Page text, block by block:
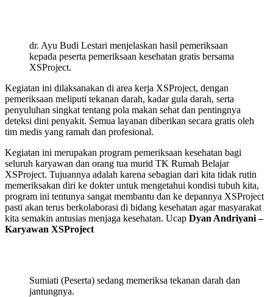
dr. Ayu Budi Lestari menjelaskan hasil pemeriksaan
kepada peserta pemeriksaan kesehatan gratis bersama
XSProject.
Kegiatan ini dilaksanakan di area kerja XSProject, dengan
pemeriksaan meliputi tekanan darah, kadar gula darah, serta
penyuluhan singkat tentang pola makan sehat dan pentingnya
deteksi dini penyakit. Semua layanan diberikan secara gratis oleh
tim medis yang ramah dan profesional.
Kegiatan ini merupakan program pemeriksaan kesehatan bagi
seluruh karyawan dan orang tua murid TK Rumah Belajar
XSProject. Tujuannya adalah karena sebagian dari kita tidak rutin
memeriksakan diri ke dokter untuk mengetahui kondisi tubuh kita,
program ini tentunya sangat membantu dan ke depannya XSProject
pasti akan terus berkolaborasi di bidang kesehatan agar masyarakat
kita semakin antusias menjaga kesehatan. Ucap Dyan Andriyani –
Karyawan XSProject
Sumiati (Peserta) sedang memeriksa tekanan darah dan
jantungnya.